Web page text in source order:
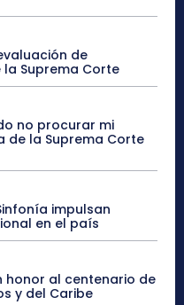
de
Suprema Corte
no procurar mi
de la Suprema Corte
impulsan
en el país
honor al centenario de
y del Caribe